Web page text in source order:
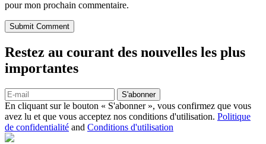
pour mon prochain commentaire.
Submit Comment
Restez au courant des nouvelles les plus
importantes
S'abonner
En cliquant sur le bouton « S'abonner », vous confirmez que vous
avez lu et que vous acceptez nos conditions d'utilisation. Politique
de confidentialité and Conditions d'utilisation